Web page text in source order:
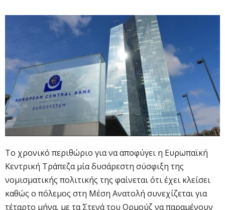
Το χρονικό περιθώριο για να αποφύγει η Ευρωπαϊκή
Κεντρική Τράπεζα μία δυσάρεστη σύσφιξη της
νομισματικής πολιτικής της φαίνεται ότι έχει κλείσει
καθώς ο πόλεμος στη Μέση Ανατολή συνεχίζεται για
τέταρτο μήνα, με τα Στενά του Ορμούζ να παραμένουν